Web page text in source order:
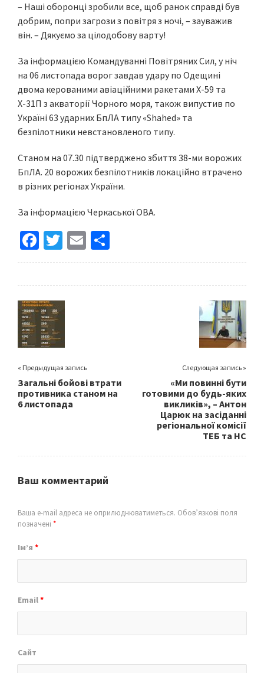
– Наші оборонці зробили все, щоб ранок справді був
добрим, попри загрози з повітря з ночі, – зауважив
він. – Дякуємо за цілодобову варту!
За інформацією Командуванні Повітряних Сил, у ніч
на 06 листопада ворог завдав удару по Одещині
двома керованими авіаційними ракетами Х-59 та
Х-31П з акваторії Чорного моря, також випустив по
Україні 63 ударних БпЛА типу «Shahed» та
безпілотники невстановленого типу.
Станом на 07.30 підтверджено збиття 38-ми ворожих
БпЛА. 20 ворожих безпілотників локаційно втрачено
в різних регіонах України.
За інформацією Черкаської ОВА.
Fa
ce
o
o
k
T
wi
er
E
m h
« Предыдущая запись
Загальні бойові втрати
противника станом на
6 листопада
Следующая запись »
«Ми повинні бути
готовими до будь-яких
викликів», – Антон
Царюк на засіданні
регіональної комісії
ТЕБ та НС
Ваш комментарий
Ваша e-mail адреса не оприлюднюватиметься. Обов’язкові поля
позначені *
Ім’я *
Email*
Сайт